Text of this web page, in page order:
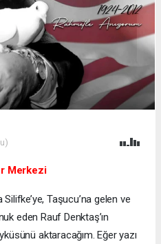
Merkezi
Taşucu’na gelen ve
eden Rauf Denktaş’ın
aktaracağım. Eğer yazı